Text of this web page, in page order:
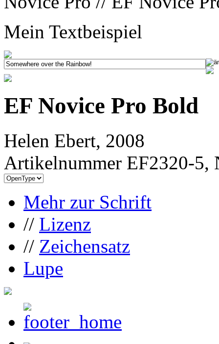
Mein Textbeispiel
EF Novice Pro Bold
Helen Ebert, 2008
Artikelnummer EF2320-5,
Mehr zur Schrift
// Lizenz
// Zeichensatz
Lupe